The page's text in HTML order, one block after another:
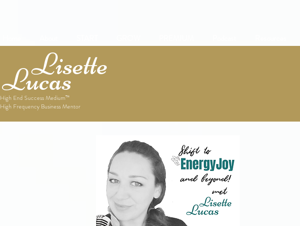
Lisette
Lucas
High End Success Medium™
High Frequency Business Mentor